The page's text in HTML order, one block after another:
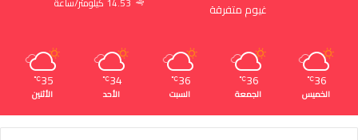
غيوم متفرقة
36
℃
الخميس
36
℃
الجمعة
36
℃
السبت
34
℃
الأحد
35
℃
الأثنين